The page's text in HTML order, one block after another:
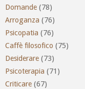
Domande (78)
Arroganza (76)
Psicopatia (76)
Caffè filosofico (75)
Desiderare (73)
Psicoterapia (71)
Criticare (67)